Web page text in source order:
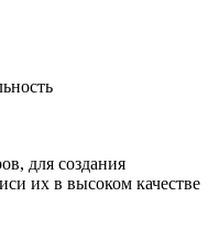
для создания
их в высоком качестве